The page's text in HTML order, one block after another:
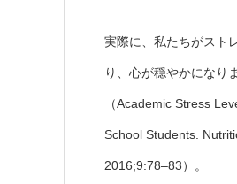
実際に、私たちがスト
り、心が穏やかになり
（Academic Stress
School Students.
2016;9:78–83）。